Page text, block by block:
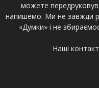
можете
напишемо. Ми не завжди
«Думки» і не
Наші